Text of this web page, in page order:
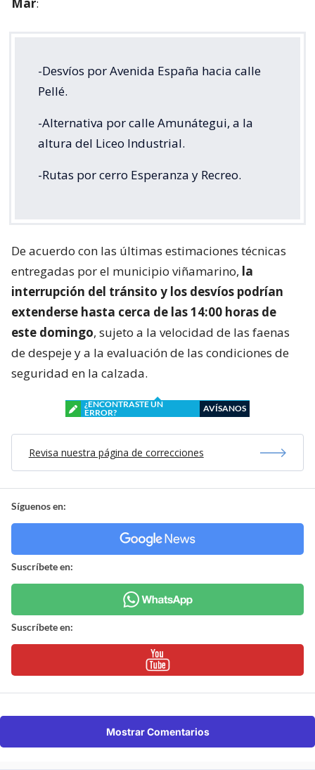
Mar:
-Desvíos por Avenida España hacia calle
Pellé.
-Alternativa por calle Amunátegui, a la
altura del Liceo Industrial.
-Rutas por cerro Esperanza y Recreo.
De acuerdo con las últimas estimaciones técnicas
entregadas por el municipio viñamarino, la
interrupción del tránsito y los desvíos podrían
extenderse hasta cerca de las 14:00 horas de
este domingo, sujeto a la velocidad de las faenas
de despeje y a la evaluación de las condiciones de
seguridad en la calzada.
¿ENCONTRASTE UN
ERROR?
AVÍSANOS
Revisa nuestra página de correcciones
Síguenos en:
Suscríbete en:
Suscríbete en:
Mostrar Comentarios